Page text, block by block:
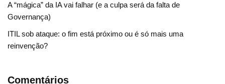
A “mágica” da IA vai falhar (e a culpa será da falta de
Governança)
ITIL sob ataque: o fim está próximo ou é só mais uma
reinvenção?
Comentários